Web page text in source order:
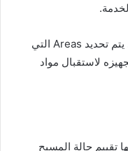
الخطوة الأولى هي فحص وتقييم المسبح. يتم تحديد Areas التي
لاستقبال مواد
تقييم حالة المسبح